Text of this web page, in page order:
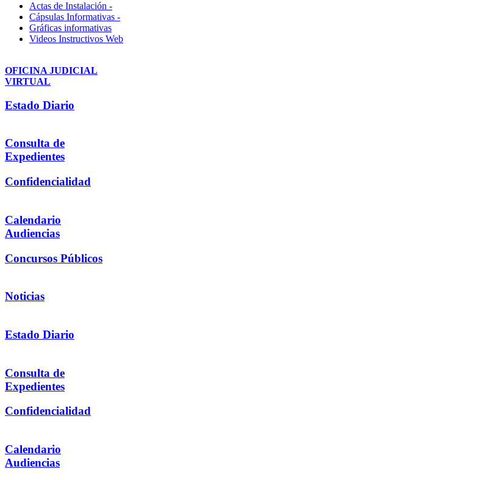
Actas de Instalación -
Cápsulas Informativas -
Gráficas informativas
Videos Instructivos Web
OFICINA JUDICIAL
VIRTUAL
Estado Diario
Consulta de
Expedientes
Confidencialidad
Calendario
Audiencias
Concursos Públicos
Noticias
Estado Diario
Consulta de
Expedientes
Confidencialidad
Calendario
Audiencias